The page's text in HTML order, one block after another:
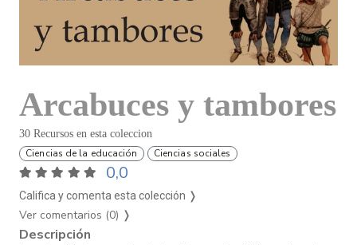
Arcabuces y tambores
30 Recursos en esta coleccion
Ciencias de la educación Ciencias sociales
0,0
Califica y comenta esta colección ❭
Ver comentarios (0) ❭
Descripción